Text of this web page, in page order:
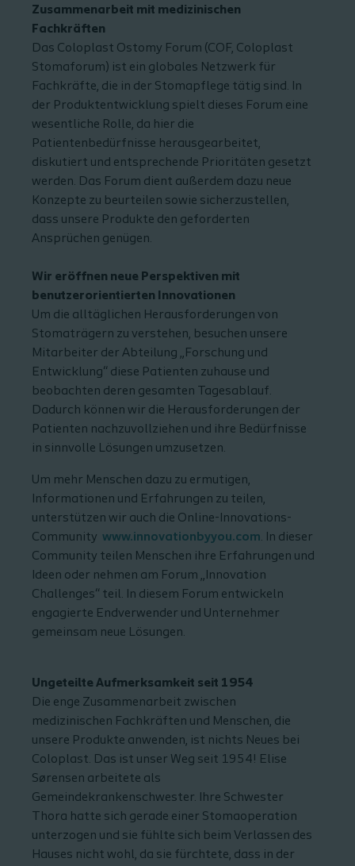
Zusammenarbeit mit medizinischen
Fachkräften
Das Coloplast Ostomy Forum (COF, Coloplast
Stomaforum) ist ein globales Netzwerk für
Fachkräfte, die in der Stomapflege tätig sind. In
der Produktentwicklung spielt dieses Forum eine
wesentliche Rolle, da hier die
Patientenbedürfnisse herausgearbeitet,
diskutiert und entsprechende Prioritäten gesetzt
werden. Das Forum dient außerdem dazu neue
Konzepte zu beurteilen sowie sicherzustellen,
dass unsere Produkte den geforderten
Ansprüchen genügen.
Wir eröffnen neue Perspektiven mit
benutzerorientierten Innovationen
Um die alltäglichen Herausforderungen von
Stomaträgern zu verstehen, besuchen unsere
Mitarbeiter der Abteilung „Forschung und
Entwicklung“ diese Patienten zuhause und
beobachten deren gesamten Tagesablauf.
Dadurch können wir die Herausforderungen der
Patienten nachzuvollziehen und ihre Bedürfnisse
in sinnvolle Lösungen umzusetzen.
Um mehr Menschen dazu zu ermutigen,
Informationen und Erfahrungen zu teilen,
unterstützen wir auch die Online-Innovations-
Community www.innovationbyyou.com. In dieser
Community teilen Menschen ihre Erfahrungen und
Ideen oder nehmen am Forum „Innovation
Challenges“ teil. In diesem Forum entwickeln
engagierte Endverwender und Unternehmer
gemeinsam neue Lösungen.
Ungeteilte Aufmerksamkeit seit 1954
Die enge Zusammenarbeit zwischen
medizinischen Fachkräften und Menschen, die
unsere Produkte anwenden, ist nichts Neues bei
Coloplast. Das ist unser Weg seit 1954! Elise
Sørensen arbeitete als
Gemeindekrankenschwester. Ihre Schwester
Thora hatte sich gerade einer Stomaoperation
unterzogen und sie fühlte sich beim Verlassen des
Hauses nicht wohl, da sie fürchtete, dass in der